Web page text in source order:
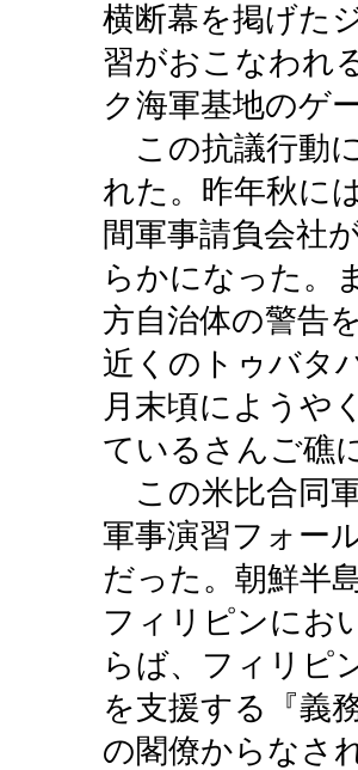
横断幕を掲げた
習がおこなわれ
ク海軍基地のゲ
この抗議行動
れた。昨年秋に
間軍事請負会社
らかになった。
方自治体の警告
近くのトゥバタ
月末頃にようや
ているさんご礁
この米比合同
軍事演習フォー
だった。朝鮮半
フィリピンにお
らば、フィリピ
を支援する『義
の閣僚からなさ